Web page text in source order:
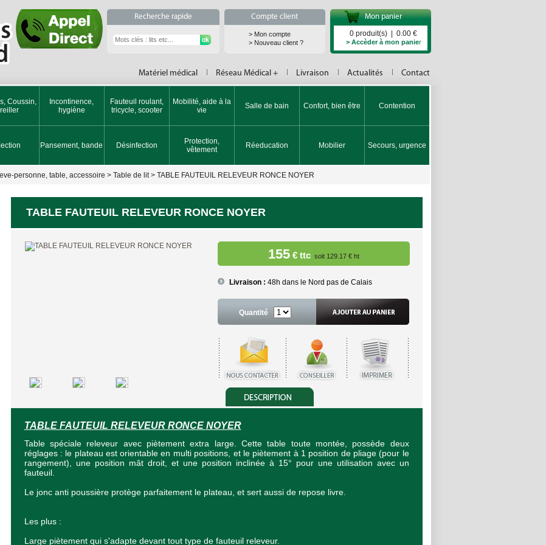
Recherche rapide Compte client
> Mon compte
> Nouveau client ?
Mon panier
0 produit(s) | 0.00 €
> Accèder à mon panier
Matériel médical Réseau Médical + Livraison Actualités Contact
Coussin,
Incontinence,
hygiène
Fauteuil roulant,
tricycle, scooter
Mobilité, aide à la
vie
Salle de bain Confort, bien être Contention
Pansement, bande Désinfection
Protection,
vêtement
Réeducation Mobilier Secours, urgence
personne, table, accessoire > Table de lit> TABLE FAUTEUIL RELEVEUR RONCE NOYER
TABLE FAUTEUIL RELEVEUR RONCE NOYER
155€ ttc soit 129.17 € ht
Livraison : 48h dans le Nord pas de Calais
Quantité
TABLE FAUTEUIL RELEVEUR RONCE NOYER
Table spéciale releveur avec piètement extra large. Cette table toute montée, possède deux
réglages : le plateau est orientable en multi positions, et le piètement à 1 position de pliage (pour le
rangement), une position mât droit, et une position inclinée à 15° pour une utilisation avec un
fauteuil.
Le jonc anti poussière protège parfaitement le plateau, et sert aussi de repose livre.
Les plus :
Large piètement qui s'adapte devant tout type de fauteuil releveur.